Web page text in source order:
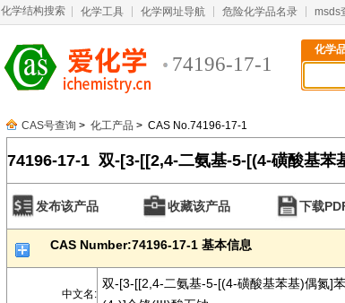
化学结构搜索 化学工具 化学网址导航 危险化学品名录 msds
74196-17-1
化学
CAS号查询 > 化工产品 > CAS No.74196-17-1
74196-17-1 双-[3-[[2,4-二氨基-5-[(4-磺酸基苯
硝基苯磺酸根(4-)]合铬(III)酸五钠
发布该产品 收藏该产品 下载
CAS Number:74196-17-1 基本信息
中文名:
双-[3-[[2,4-二氨基-5-[(4-磺酸基苯基)偶氮]